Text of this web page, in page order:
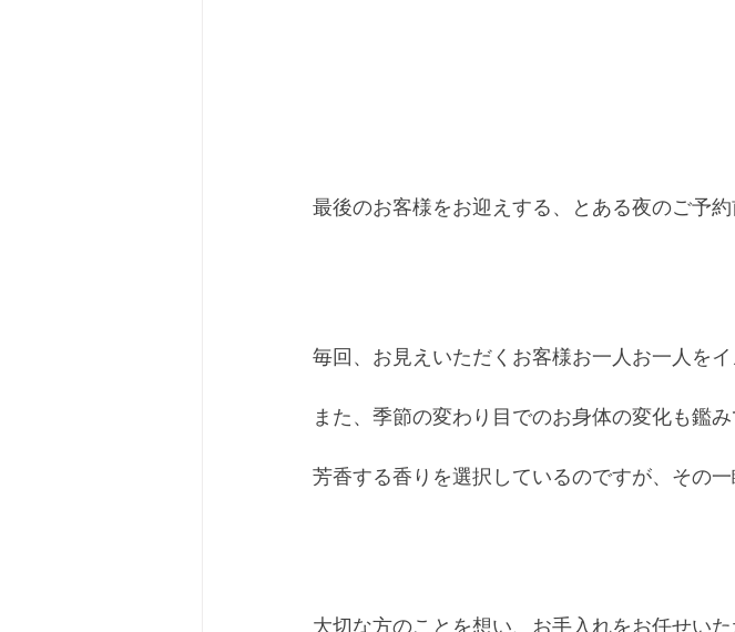
最後のお客様をお迎えする、とある夜のご予
毎回、お見えいただくお客様お一人お一人をイ
また、季節の変わり目でのお身体の変化も鑑み
芳香する香りを選択しているのですが、その一
大切な方のことを想い、お手入れをお任せいた